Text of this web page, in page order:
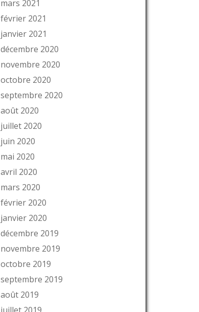
mars 2021
février 2021
janvier 2021
décembre 2020
novembre 2020
octobre 2020
septembre 2020
août 2020
juillet 2020
juin 2020
mai 2020
avril 2020
mars 2020
février 2020
janvier 2020
décembre 2019
novembre 2019
octobre 2019
septembre 2019
août 2019